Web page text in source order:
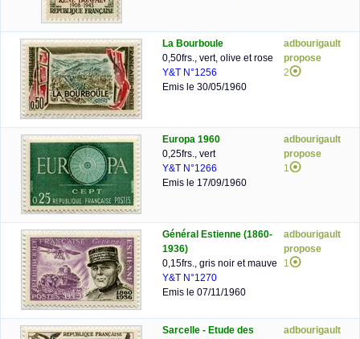
La Bourboule
0,50frs., vert, olive et rose
Y&T N°1256
Emis le 30/05/1960
adbourigault
propose
2
Europa 1960
0,25frs., vert
Y&T N°1266
Emis le 17/09/1960
adbourigault
propose
1
Général Estienne (1860-
1936)
0,15frs., gris noir et mauve
Y&T N°1270
Emis le 07/11/1960
adbourigault
propose
1
Sarcelle - Etude des adbourigault